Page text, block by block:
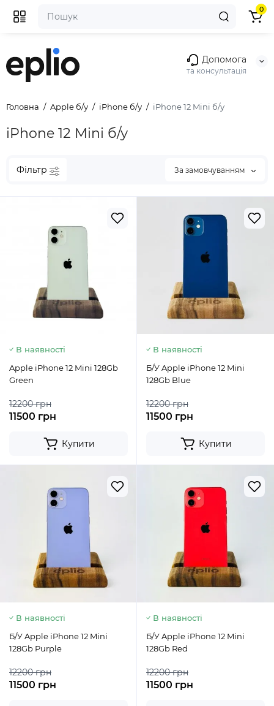
Допомога
та консультація
0
Головна Apple б/у iPhone б/у iPhone 12 Mini б/у
iPhone 12 Mini б/у
Фільтр За замовчуванням
В наявності
Apple iPhone 12 Mini 128Gb
Green
12200 грн
11500 грн
Купити
В наявності
Б/У Apple iPhone 12 Mini
128Gb Blue
12200 грн
11500 грн
Купити
В наявності
Б/У Apple iPhone 12 Mini
128Gb Purple
12200 грн
11500 грн
В наявності
Б/У Apple iPhone 12 Mini
128Gb Red
12200 грн
11500 грн